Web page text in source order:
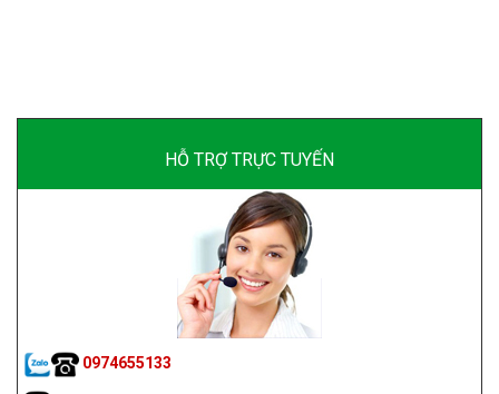
HỖ TRỢ TRỰC TUYẾN
0974655133